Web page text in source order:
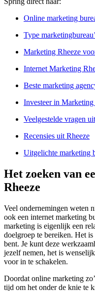
Online marketing
Type
Marketing Rheeze
Internet Marketing
Beste marketing
Investeer in Marketing
Veelgestelde vragen
Recensies uit Rheeze
Uitgelichte marketing
Het zoeken van
Rheeze
Veel ondernemingen weten
ook een internet marketing
marketing is eigenlijk een
doelgroep te bereiken. Het
bent. Je kunt deze
jezelf nemen, het is
voor in te schakelen.
Doordat online marketing
tijd om het onder de knie te